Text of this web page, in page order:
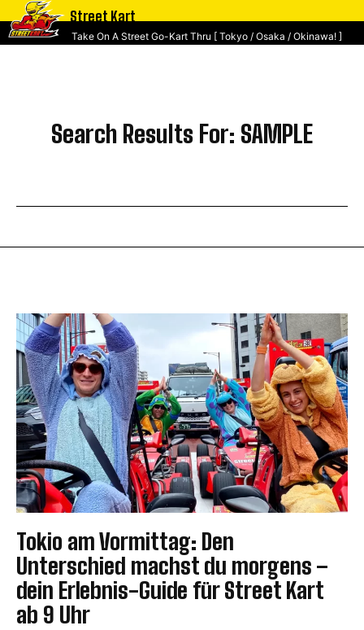
Street Kart
Take On A Street Go-Kart Thru [ Tokyo / Osaka / Okinawa! ]
Search Results For: SAMPLE
Tokio am Vormittag: Den
Unterschied machst du morgens –
dein Erlebnis-Guide für Street Kart
ab 9 Uhr